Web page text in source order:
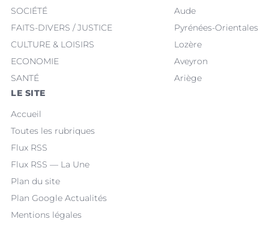
SOCIÉTÉ
FAITS-DIVERS / JUSTICE
CULTURE & LOISIRS
ECONOMIE
SANTÉ
Aude
Pyrénées-Orientales
Lozère
Aveyron
Ariège
LE SITE
Accueil
Toutes les rubriques
Flux RSS
Flux RSS — La Une
Plan du site
Plan Google Actualités
Mentions légales